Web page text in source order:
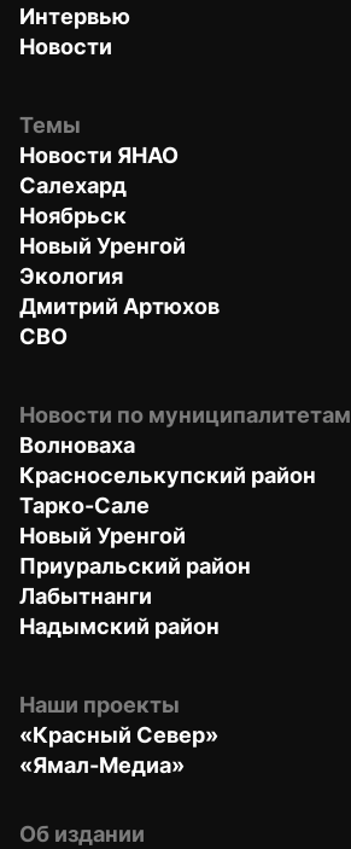
Интервью
Новости
Темы
Новости ЯНАО
Салехард
Ноябрьск
Новый Уренгой
Экология
Дмитрий Артюхов
СВО
Новости по муниципалитетам
Волноваха
Красноселькупский район
Тарко-Сале
Новый Уренгой
Приуральский район
Лабытнанги
Надымский район
Наши проекты
«Красный Север»
«Ямал-Медиа»
Об издании